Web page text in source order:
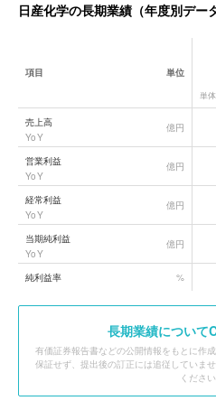
日産化学の長期業績（年度別デー
日産化学
項目 単位
単
売上高
YoY
億円
営業利益
YoY
億円
経常利益
YoY
億円
当期純利益
YoY
億円
純利益率 %
長期業績について
有価証券報告書などの公開情報をもとに作
保証せず、提出後の訂正には追従していま
ください